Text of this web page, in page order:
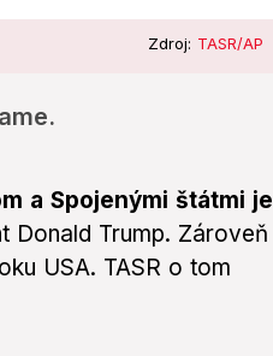
Zdroj: TASR/AP
a Spojenými štátmi je
Donald Trump. Zároveň
USA. TASR o tom